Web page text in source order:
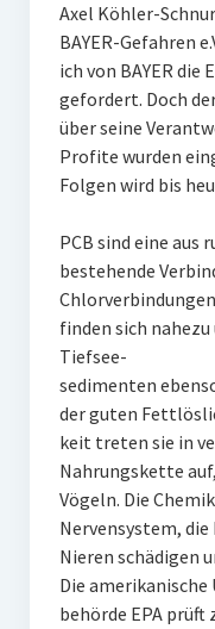
Axel Köhler-
BAYER-Gefahren
ich von BAYER
gefordert. Doch
über seine
Profite wurden
Folgen wird bis
PCB sind eine aus
bestehende
finden sich
Tiefsee-
sedimenten
der guten
keit treten sie in
Nahrungskette
Vögeln. Die
Nervensystem,
Nieren schädigen
Die
behörde EPA prüft